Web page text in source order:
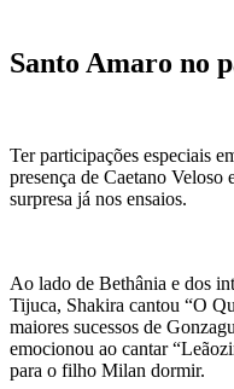
Santo Amaro no
Ter participações especiais
presença de Caetano
surpresa já nos ensaios.
Ao lado de Bethânia e dos
Tijuca, Shakira cantou “O
maiores sucessos de
emocionou ao cantar
para o filho Milan dormir.